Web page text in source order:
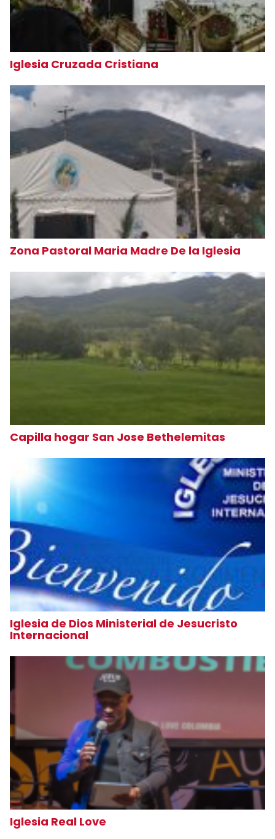
Iglesia Cruzada Cristiana
Zona Pastoral Maria Madre De la Iglesia
Capilla hogar San Jose Bethelemitas
Iglesia de Dios Ministerial de Jesucristo
Internacional
Iglesia Real Love